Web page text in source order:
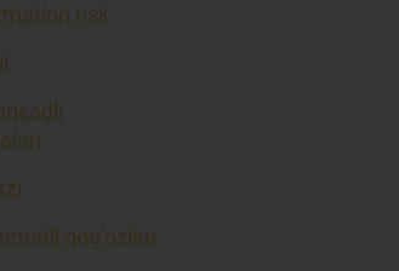
risk
qog’ozlari